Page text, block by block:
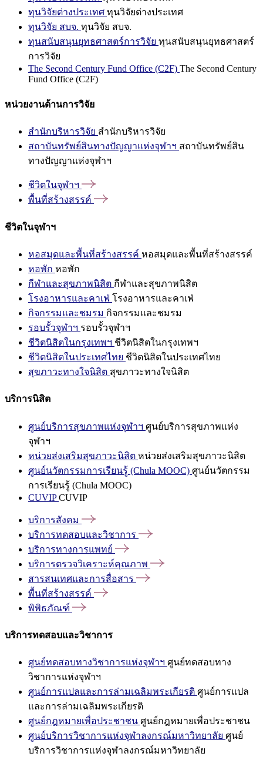
ทุนวิจัยต่างประเทศ ทุนวิจัยต่างประเทศ
ทุนวิจัย สบจ. ทุนวิจัย สบจ.
ทุนสนับสนุนยุทธศาสตร์การวิจัย ทุนสนับสนุนยุทธศาสตร์
การวิจัย
The Second Century Fund Office (C2F) The Second Century
Fund Office (C2F)
หน่วยงานด้านการวิจัย
สำนักบริหารวิจัย สำนักบริหารวิจัย
สถาบันทรัพย์สินทางปัญญาแห่งจุฬาฯ สถาบันทรัพย์สิน
ทางปัญญาแห่งจุฬาฯ
ชีวิตในจุฬาฯ
พื้นที่สร้างสรรค์
ชีวิตในจุฬาฯ
หอสมุดและพื้นที่สร้างสรรค์ หอสมุดและพื้นที่สร้างสรรค์
หอพัก หอพัก
กีฬาและสุขภาพนิสิต กีฬาและสุขภาพนิสิต
โรงอาหารและคาเฟ่ โรงอาหารและคาเฟ่
กิจกรรมและชมรม กิจกรรมและชมรม
รอบรั้วจุฬาฯ รอบรั้วจุฬาฯ
ชีวิตนิสิตในกรุงเทพฯ ชีวิตนิสิตในกรุงเทพฯ
ชีวิตนิสิตในประเทศไทย ชีวิตนิสิตในประเทศไทย
สุขภาวะทางใจนิสิต สุขภาวะทางใจนิสิต
บริการนิสิต
ศูนย์บริการสุขภาพแห่งจุฬาฯ ศูนย์บริการสุขภาพแห่ง
จุฬาฯ
หน่วยส่งเสริมสุขภาวะนิสิต หน่วยส่งเสริมสุขภาวะนิสิต
ศูนย์นวัตกรรมการเรียนรู้ (Chula MOOC) ศูนย์นวัตกรรม
การเรียนรู้ (Chula MOOC)
CUVIPCUVIP
บริการสังคม
บริการทดสอบและวิชาการ
บริการทางการแพทย์
บริการตรวจวิเคราะห์คุณภาพ
สารสนเทศและการสื่อสาร
พื้นที่สร้างสรรค์
พิพิธภัณฑ์
บริการทดสอบและวิชาการ
ศูนย์ทดสอบทางวิชาการแห่งจุฬาฯ ศูนย์ทดสอบทาง
วิชาการแห่งจุฬาฯ
ศูนย์การแปลและการล่ามเฉลิมพระเกียรติ ศูนย์การแปล
และการล่ามเฉลิมพระเกียรติ
ศูนย์กฎหมายเพื่อประชาชน ศูนย์กฎหมายเพื่อประชาชน
ศูนย์บริการวิชาการแห่งจุฬาลงกรณ์มหาวิทยาลัย ศูนย์
บริการวิชาการแห่งจุฬาลงกรณ์มหาวิทยาลัย